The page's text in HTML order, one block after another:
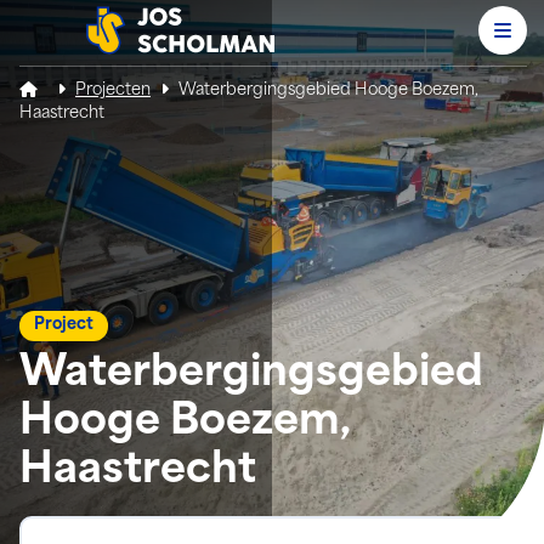
Jos Scholman
Projecten
Waterbergingsgebied Hooge Boezem,
Haastrecht
Waterbergingsgebied
Hooge Boezem,
Haastrecht
Project